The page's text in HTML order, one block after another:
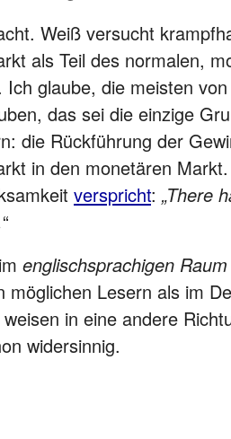
Weiß versucht
als Teil des normalen,
glaube, die meisten
das sei die einzige
die Rückführung der
in den monetären
verspricht: „There
“
englischsprachigen Raum
möglichen Lesern als im
in eine andere
widersinnig.